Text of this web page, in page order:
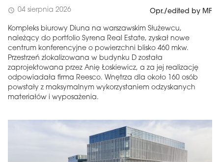
schedule 04 sierpnia 2026 Opr./edited by MF
Kompleks biurowy Diuna na warszawskim Służewcu,
należący do portfolio Syrena Real Estate, zyskał nowe
centrum konferencyjne o powierzchni blisko 460 mkw.
Przestrzeń zlokalizowana w budynku D została
zaprojektowana przez Anię Łoskiewicz, a za jej realizację
odpowiadała firma Reesco. Wnętrza dla około 160 osób
powstały z maksymalnym wykorzystaniem odzyskanych
materiałów i wyposażenia.